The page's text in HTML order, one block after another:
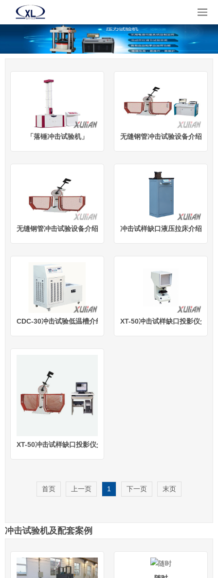
「落锤冲击试验机」 无缝钢管冲击试验设备介绍/参
无缝钢管冲击试验设备介绍/参数/图片冲击试样缺口液压拉床介绍/参
CDC-30冲击试验低温槽介绍/参数/图片XT-50冲击试样缺口投影仪介绍/
XT-50冲击试样缺口投影仪介绍/参数/图片
首页 上一页 1 下一页 末页
冲击试验机及配套案例